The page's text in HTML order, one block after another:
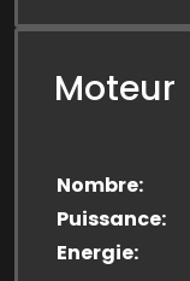
Moteur
Nombre
Puissance
Energie